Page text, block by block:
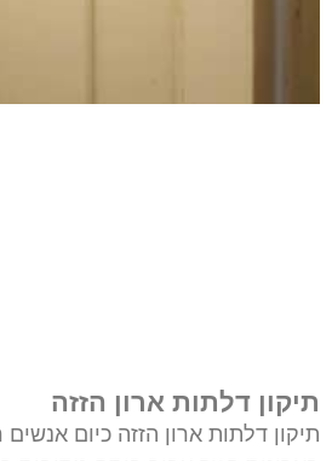
תיקון דלתות ארון הזזה
תיקון דלתות ארון הזזה כיום